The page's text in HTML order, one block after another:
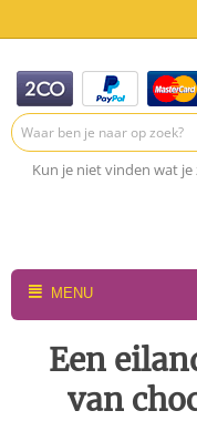
Kun je niet vinden wat
MENU
Een
van